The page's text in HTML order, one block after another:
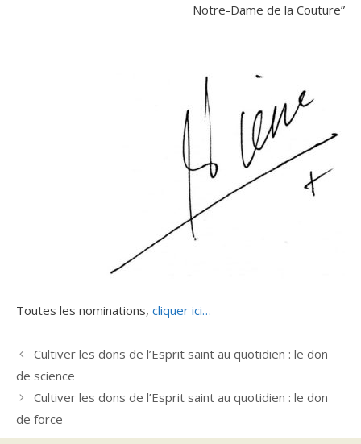
Notre-Dame de la Couture”
Toutes les nominations, cliquer ici…
Cultiver les dons de l’Esprit saint au quotidien : le don
de science
Cultiver les dons de l’Esprit saint au quotidien : le don
de force